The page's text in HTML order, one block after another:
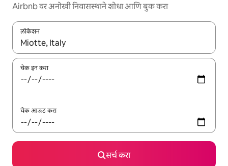
Airbnb वर अनोखी निवासस्थाने शोधा आणि बुक करा
लोकेशन
जेव्हा परिणाम उपलब्ध असतील, तेव्हा वरच्या आणि खाली बाणांच्या किजसह
चेक इन करा
चेक आऊट करा
सर्च करा